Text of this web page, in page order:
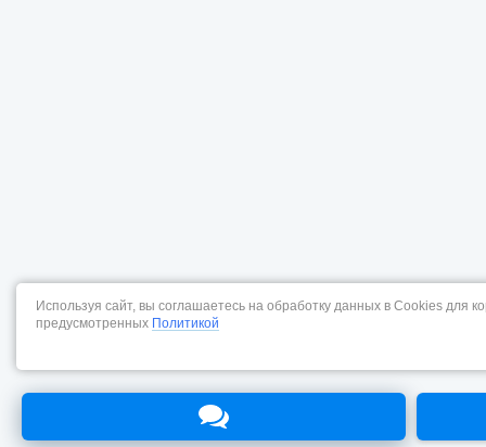
Используя сайт, вы соглашаетесь на обработку данных в Cookies для
предусмотренных Политикой